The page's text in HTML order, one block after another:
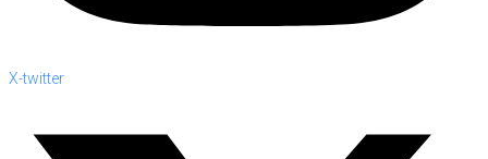
X-twitter